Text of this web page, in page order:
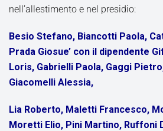
nell’allestimento e nel presidio:
Besio Stefano, Biancotti Paola,
Prada Giosue’ con il dipendente
Loris, Gabrielli Paola, Gaggi
Giacomelli Alessia,
Lia Roberto, Maletti Francesco,
Moretti Elio, Pini Martino, Ruffoni